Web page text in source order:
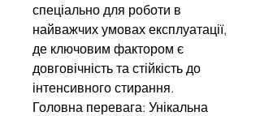
спеціально для роботи в
найважчих умовах експлуатації,
де ключовим фактором є
довговічність та стійкість до
інтенсивного стирання.
Головна перевага: Унікальна